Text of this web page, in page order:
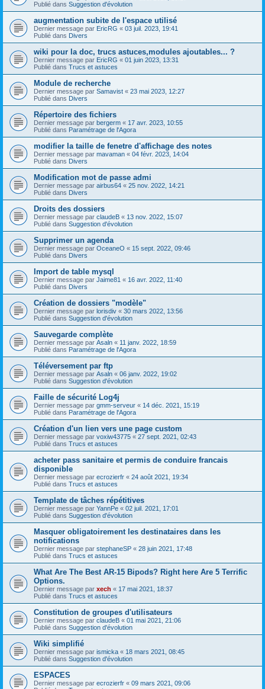
Publié dans Suggestion d'évolution
augmentation subite de l'espace utilisé
Dernier message par EricRG « 03 juil. 2023, 19:41
Publié dans Divers
wiki pour la doc, trucs astuces,modules ajoutables... ?
Dernier message par EricRG « 01 juin 2023, 13:31
Publié dans Trucs et astuces
Module de recherche
Dernier message par Samavist « 23 mai 2023, 12:27
Publié dans Divers
Répertoire des fichiers
Dernier message par bergerm « 17 avr. 2023, 10:55
Publié dans Paramétrage de l'Agora
modifier la taille de fenetre d'affichage des notes
Dernier message par mavaman « 04 févr. 2023, 14:04
Publié dans Divers
Modification mot de passe admi
Dernier message par airbus64 « 25 nov. 2022, 14:21
Publié dans Divers
Droits des dossiers
Dernier message par claudeB « 13 nov. 2022, 15:07
Publié dans Suggestion d'évolution
Supprimer un agenda
Dernier message par OceaneO « 15 sept. 2022, 09:46
Publié dans Divers
Import de table mysql
Dernier message par Jaime81 « 16 avr. 2022, 11:40
Publié dans Divers
Création de dossiers "modèle"
Dernier message par lorisdiv « 30 mars 2022, 13:56
Publié dans Suggestion d'évolution
Sauvegarde complète
Dernier message par Asaln « 11 janv. 2022, 18:59
Publié dans Paramétrage de l'Agora
Téléversement par ftp
Dernier message par Asaln « 06 janv. 2022, 19:02
Publié dans Suggestion d'évolution
Faille de sécurité Log4j
Dernier message par gmm-serveur « 14 déc. 2021, 15:19
Publié dans Paramétrage de l'Agora
Création d'un lien vers une page custom
Dernier message par voxiw43775 « 27 sept. 2021, 02:43
Publié dans Trucs et astuces
acheter pass sanitaire et permis de conduire francais
disponible
Dernier message par ecrozierfr « 24 août 2021, 19:34
Publié dans Trucs et astuces
Template de tâches répétitives
Dernier message par YannPe « 02 juil. 2021, 17:01
Publié dans Suggestion d'évolution
Masquer obligatoirement les destinataires dans les
notifications
Dernier message par stephaneSP « 28 juin 2021, 17:48
Publié dans Trucs et astuces
What Are The Best AR-15 Bipods? Right here Are 5 Terrific
Options.
Dernier message par xech « 17 mai 2021, 18:37
Publié dans Trucs et astuces
Constitution de groupes d'utilisateurs
Dernier message par claudeB « 01 mai 2021, 21:06
Publié dans Suggestion d'évolution
Wiki simplifié
Dernier message par ismicka « 18 mars 2021, 08:45
Publié dans Suggestion d'évolution
ESPACES
Dernier message par ecrozierfr « 09 mars 2021, 09:06